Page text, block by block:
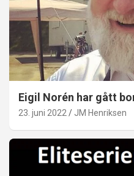
Eigil Norén har gått
23. juni 2022 JM Henriksen